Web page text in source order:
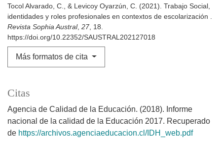
Tocol Alvarado, C., & Levicoy Oyarzún, C. (2021). Trabajo Social,
identidades y roles profesionales en contextos de escolarización .
Revista Sophia Austral, 27, 18.
https://doi.org/10.22352/SAUSTRAL202127018
Más formatos de cita
Citas
Agencia de Calidad de la Educación. (2018). Informe
nacional de la calidad de la Educación 2017. Recuperado
de https://archivos.agenciaeducacion.cl/IDH_web.pdf